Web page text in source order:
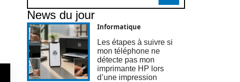
News du jour
Informatique
Les étapes à suivre si
mon téléphone ne
détecte pas mon
imprimante HP lors
d’une impression